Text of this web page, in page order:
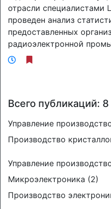
отрасли
проведен анализ
предоставленных
радиоэлектронной
Всего публикаций: 8
Управление
Производство
Управление
Микроэлектроника (2)
Производство